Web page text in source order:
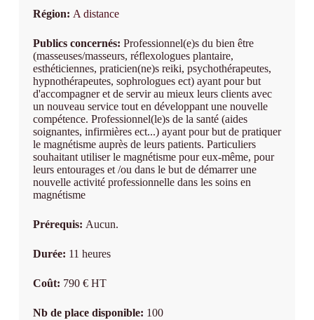
Région: A distance
Publics concernés: Professionnel(e)s du bien être
(masseuses/masseurs, réflexologues plantaire,
esthéticiennes, praticien(ne)s reiki, psychothérapeutes,
hypnothérapeutes, sophrologues ect) ayant pour but
d'accompagner et de servir au mieux leurs clients avec
un nouveau service tout en développant une nouvelle
compétence. Professionnel(le)s de la santé (aides
soignantes, infirmières ect...) ayant pour but de pratiquer
le magnétisme auprès de leurs patients. Particuliers
souhaitant utiliser le magnétisme pour eux-même, pour
leurs entourages et /ou dans le but de démarrer une
nouvelle activité professionnelle dans les soins en
magnétisme
Prérequis: Aucun.
Durée: 11 heures
Coût: 790 € HT
Nb de place disponible: 100